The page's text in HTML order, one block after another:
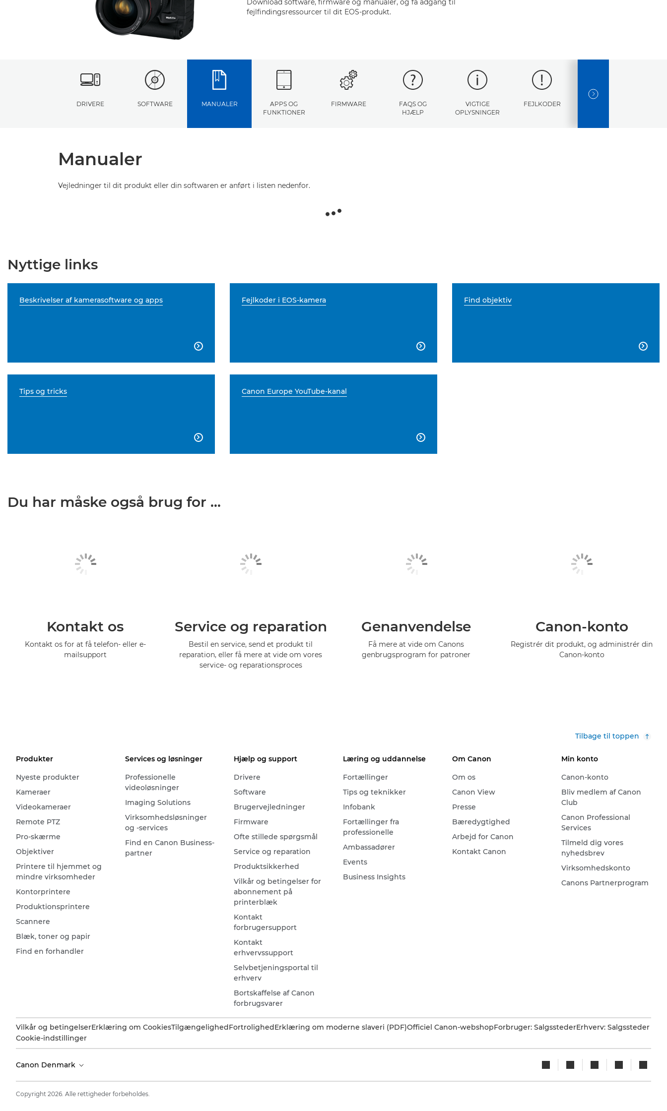
Download software, firmware og manualer, og få adgang til
fejlfindingsressourcer til dit EOS-produkt.
DRIVERE SOFTWARE MANUALER
APPS OG
FUNKTIONER
FIRMWARE
FAQS OG
HJÆLP
VIGTIGE
OPLYSNINGER
FEJLKODER
NEXT SLIDE
Manualer
Vejledninger til dit produkt eller din softwaren er anført i listen nedenfor.
Nyttige links
Beskrivelser af kamerasoftware og apps

Fejlkoder i EOS-kamera

Find objektiv

Tips og tricks

Canon Europe YouTube-kanal

Du har måske også brug for ...
Kontakt os
Kontakt os for at få telefon- eller e-
mailsupport
Service og reparation
Bestil en service, send et produkt til
reparation, eller få mere at vide om vores
service- og reparationsproces
Genanvendelse
Få mere at vide om Canons
genbrugsprogram for patroner
Canon-konto
Registrér dit produkt, og administrér din
Canon-konto
Tilbage til toppen
Produkter
Nyeste produkter
Kameraer
Videokameraer
Remote PTZ
Pro-skærme
Objektiver
Printere til hjemmet og
mindre virksomheder
Kontorprintere
Produktionsprintere
Scannere
Blæk, toner og papir
Find en forhandler
Services og løsninger
Professionelle
videoløsninger
Imaging Solutions
Virksomhedsløsninger
og -services
Find en Canon Business-
partner
Hjælp og support
Drivere
Software
Brugervejledninger
Firmware
Ofte stillede spørgsmål
Service og reparation
Produktsikkerhed
Vilkår og betingelser for
abonnement på
printerblæk
Kontakt
forbrugersupport
Kontakt
erhvervssupport
Selvbetjeningsportal til
erhverv
Bortskaffelse af Canon
forbrugsvarer
Læring og uddannelse
Fortællinger
Tips og teknikker
Infobank
Fortællinger fra
professionelle
Ambassadører
Events
Business Insights
Om Canon
Om os
Canon View
Presse
Bæredygtighed
Arbejd for Canon
Kontakt Canon
Min konto
Canon-konto
Bliv medlem af Canon
Club
Canon Professional
Services
Tilmeld dig vores
nyhedsbrev
Virksomhedskonto
Canons Partnerprogram
Vilkår og betingelserErklæring om CookiesTilgængelighed Fortrolighed Erklæring om moderne slaveri (PDF)Officiel Canon-webshopForbruger: SalgsstederErhverv: Salgssteder
Cookie-indstillinger
Canon Denmark
Copyright 2026. Alle rettigheder forbeholdes.